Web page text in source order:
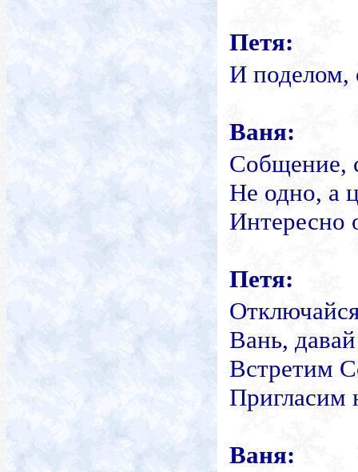
Петя:
И поделом,
Ваня:
Собщение,
Не одно, а
Интересно
Петя:
Вань,
Встретим
Пригласим
Ваня: